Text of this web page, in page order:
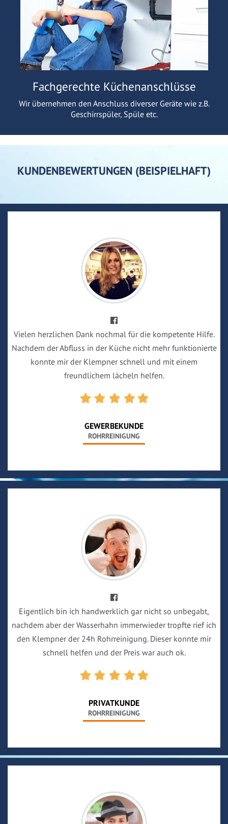
Fachgerechte Küchenanschlüsse
Wir übernehmen den Anschluss diverser Geräte wie z.B.
Geschirrspüler, Spüle etc.
KUNDENBEWERTUNGEN (BEISPIELHAFT)
Vielen herzlichen Dank nochmal für die kompetente Hilfe.
Nachdem der Abfluss in der Küche nicht mehr funktionierte
konnte mir der Klempner schnell und mit einem
freundlichem lächeln helfen.
GEWERBEKUNDE
ROHRREINIGUNG
Eigentlich bin ich handwerklich gar nicht so unbegabt,
nachdem aber der Wasserhahn immerwieder tropfte rief ich
den Klempner der 24h Rohrreinigung. Dieser konnte mir
schnell helfen und der Preis war auch ok.
PRIVATKUNDE
ROHRREINIGUNG